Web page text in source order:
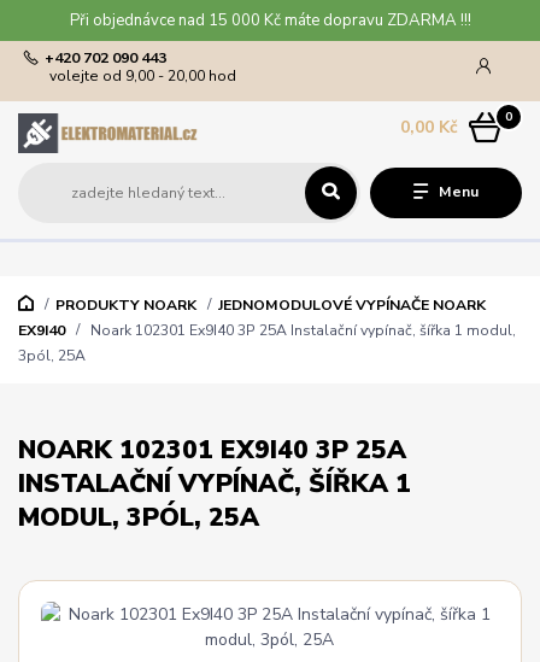
Při objednávce nad 15 000 Kč máte dopravu ZDARMA !!!
Menu
+420 702 090 443
volejte od 9,00 - 20,00 hod
0
0,00 Kč
PRODUKTY NOARK
JEDNOMODULOVÉ VYPÍNAČE NOARK
EX9I40
Noark 102301 Ex9I40 3P 25A Instalační vypínač, šířka 1 modul,
3pól, 25A
NOARK 102301 EX9I40 3P 25A
INSTALAČNÍ VYPÍNAČ, ŠÍŘKA 1
MODUL, 3PÓL, 25A